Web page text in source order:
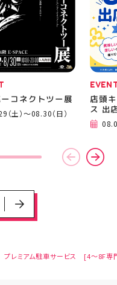
コネクトツー展
（土）～08.30（日）
店頭
ス 出
プレミアム駐車サービス [4～8F専